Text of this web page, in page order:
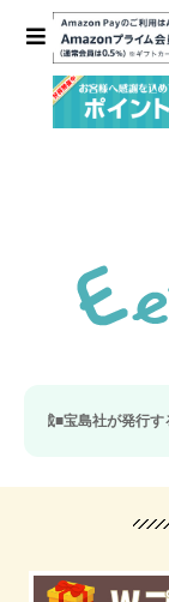
宝島社が発行する大人の